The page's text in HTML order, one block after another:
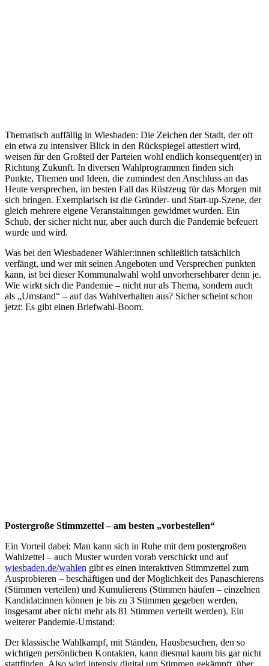
Thematisch auffällig in Wiesbaden: Die Zeichen der Stadt, der oft
ein etwa zu intensiver Blick in den Rückspiegel attestiert wird,
weisen für den Großteil der Parteien wohl endlich konsequent(er) in
Richtung Zukunft. In diversen Wahlprogrammen finden sich
Punkte, Themen und Ideen, die zumindest den Anschluss an das
Heute versprechen, im besten Fall das Rüstzeug für das Morgen mit
sich bringen. Exemplarisch ist die Gründer- und Start-up-Szene, der
gleich mehrere eigene Veranstaltungen gewidmet wurden. Ein
Schub, der sicher nicht nur, aber auch durch die Pandemie befeuert
wurde und wird.
Was bei den Wiesbadener Wähler:innen schließlich tatsächlich
verfängt, und wer mit seinen Angeboten und Versprechen punkten
kann, ist bei dieser Kommunalwahl wohl unvorhersehbarer denn je.
Wie wirkt sich die Pandemie – nicht nur als Thema, sondern auch
als „Umstand“ – auf das Wahlverhalten aus? Sicher scheint schon
jetzt: Es gibt einen Briefwahl-Boom.
Postergroße Stimmzettel – am besten „vorbestellen“
Ein Vorteil dabei: Man kann sich in Ruhe mit dem postergroßen
Wahlzettel – auch Muster wurden vorab verschickt und auf
wiesbaden.de/wahlen gibt es einen interaktiven Stimmzettel zum
Ausprobieren – beschäftigen und der Möglichkeit des Panaschierens
(Stimmen verteilen) und Kumulierens (Stimmen häufen – einzelnen
Kandidat:innen können je bis zu 3 Stimmen gegeben werden,
insgesamt aber nicht mehr als 81 Stimmen verteilt werden). Ein
weiterer Pandemie-Umstand:
Der klassische Wahlkampf, mit Ständen, Hausbesuchen, den so
wichtigen persönlichen Kontakten, kann diesmal kaum bis gar nicht